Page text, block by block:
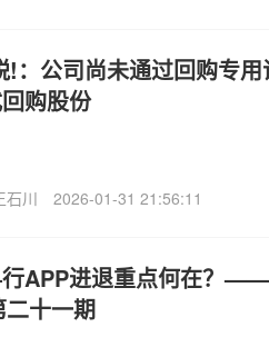
!：公司尚未通过回购专
购股份
石川 2026-01-31 21:56:11
APP进退重点何在？——
十一期